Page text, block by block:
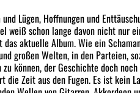
Lügen, Hoffnungen und
weiß schon lange davon nicht nur
aktuelle Album. Wie ein
großen Welten, in den Parteien,
können, der Geschichte doch noch
Zeit aus den Fugen. Es ist kein